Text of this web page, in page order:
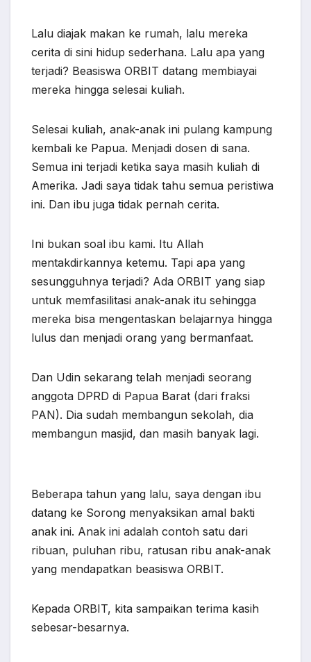
Lalu diajak makan ke rumah, lalu mereka
cerita di sini hidup sederhana. Lalu apa yang
terjadi? Beasiswa ORBIT datang membiayai
mereka hingga selesai kuliah.
Selesai kuliah, anak-anak ini pulang kampung
kembali ke Papua. Menjadi dosen di sana.
Semua ini terjadi ketika saya masih kuliah di
Amerika. Jadi saya tidak tahu semua peristiwa
ini. Dan ibu juga tidak pernah cerita.
Ini bukan soal ibu kami. Itu Allah
mentakdirkannya ketemu. Tapi apa yang
sesungguhnya terjadi? Ada ORBIT yang siap
untuk memfasilitasi anak-anak itu sehingga
mereka bisa mengentaskan belajarnya hingga
lulus dan menjadi orang yang bermanfaat.
Dan Udin sekarang telah menjadi seorang
anggota DPRD di Papua Barat (dari fraksi
PAN). Dia sudah membangun sekolah, dia
membangun masjid, dan masih banyak lagi.
Beberapa tahun yang lalu, saya dengan ibu
datang ke Sorong menyaksikan amal bakti
anak ini. Anak ini adalah contoh satu dari
ribuan, puluhan ribu, ratusan ribu anak-anak
yang mendapatkan beasiswa ORBIT.
Kepada ORBIT, kita sampaikan terima kasih
sebesar-besarnya.